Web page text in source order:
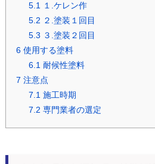
5.1１.ケレン作
5.2 ２.塗装１回目
5.3 ３.塗装２回目
6使用する塗料
6.1耐候性塗料
7 注意点
7.1施工時期
7.2 専門業者の選定